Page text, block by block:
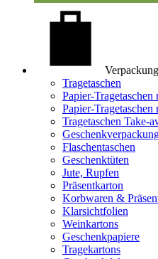
Tragetaschen
Papier-
Papier-
Tragetaschen Take-
Flaschentaschen
Geschenktüten
Jute, Rupfen
Präsentkarton
Korbwaren &
Klarsichtfolien
Weinkartons
Geschenkpapiere
Tragekartons